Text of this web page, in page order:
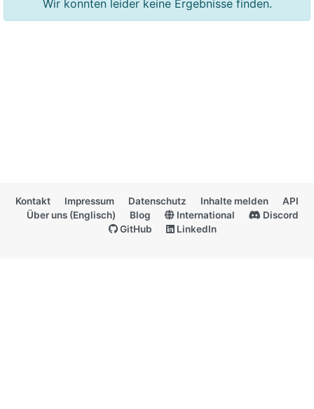
Wir konnten leider keine Ergebnisse finden.
Kontakt Impressum Datenschutz Inhalte melden
API
Über uns (Englisch)
Blog International
Discord
GitHub
LinkedIn